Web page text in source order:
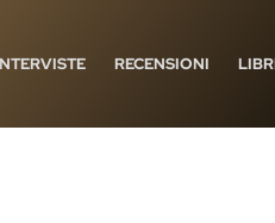
RECENSIONI